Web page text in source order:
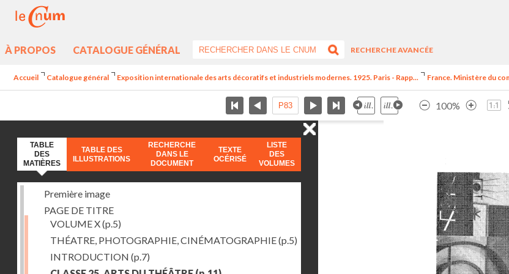
À PROPOS CATALOGUE GÉNÉRAL
RECHERCHE AVANCÉE
Accueil Catalogue général Exposition internationale des arts décoratifs et industriels modernes. 1925. Paris - Rapp... France. Ministère du
100%
TABLE
DES
MATIÈRES
TABLE DES
ILLUSTRATIONS
RECHERCHE
DANS LE
DOCUMENT
TEXTE
OCÉRISÉ
LISTE
DES
VOLUMES
Première image
PAGE DE TITRE
VOLUME X(p.5)
THÉATRE, PHOTOGRAPHIE, CINÉMATOGRAPHIE(p.5)
INTRODUCTION (p.7)